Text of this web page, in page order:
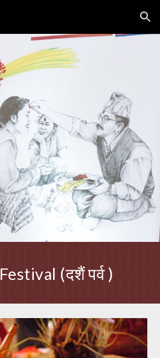
Skip to navigation
Festival (दशैं पर्व )